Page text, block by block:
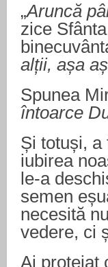
„Aruncă
zice
alții, așa
Spunea
întoarce
Și totuși,
iubirea
le-a
semen
necesită
vedere, ci
Ai protejat